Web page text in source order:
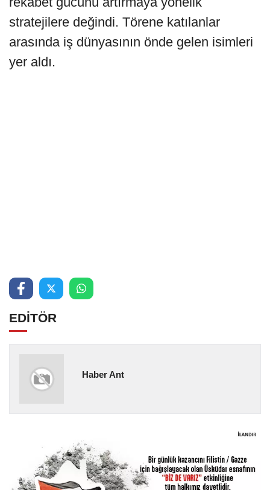
stratejilere değindi. Törene katılanlar
arasında iş dünyasının önde gelen isimleri
yer aldı.
EDİTÖR
Haber Ant